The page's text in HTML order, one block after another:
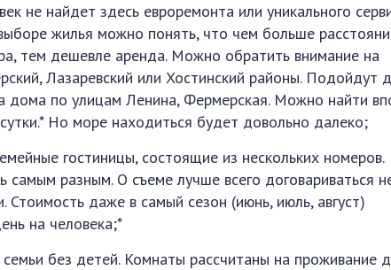
не найдет здесь евроремонта или уникального
жилья можно понять, что чем больше
тем дешевле аренда. Можно обратить внимание на
Лазаревский или Хостинский районы. Подойдут
дома по улицам Ленина, Фермерская. Можно найти
Но море находиться будет довольно далеко;
гостиницы, состоящие из нескольких номеров.
разным. О съеме лучше всего договариваться
Стоимость даже в самый сезон (июнь, июль, август)
на человека;*
без детей. Комнаты рассчитаны на проживание